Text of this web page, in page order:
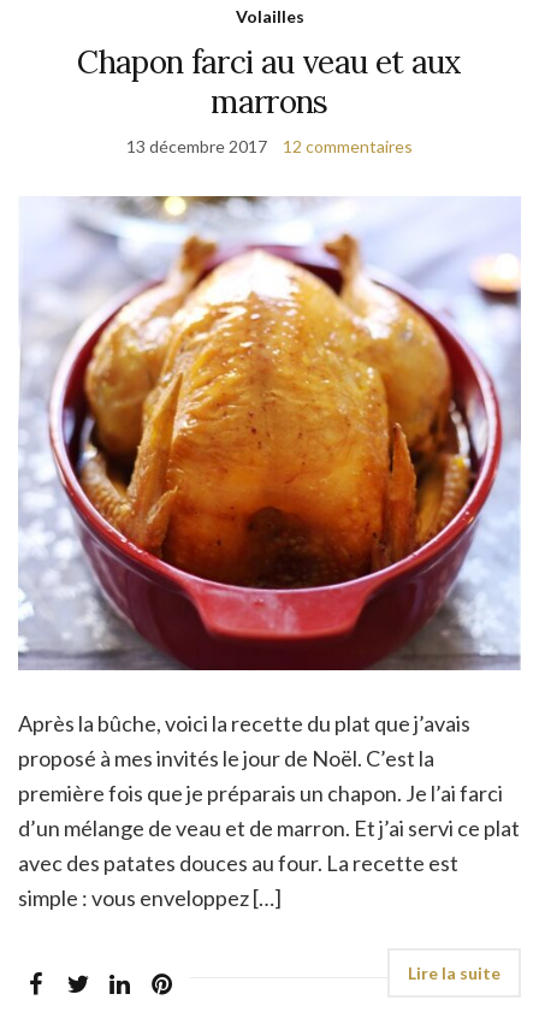
Volailles
Chapon farci au veau et aux
marrons
13 décembre 2017 12 commentaires
Après la bûche, voici la recette du plat que j’avais
proposé à mes invités le jour de Noël. C’est la
première fois que je préparais un chapon. Je l’ai farci
d’un mélange de veau et de marron. Et j’ai servi ce plat
avec des patates douces au four. La recette est
simple : vous enveloppez […]